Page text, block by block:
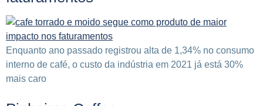
Enquanto ano passado registrou alta de 1,34% no consumo
interno de café, o custo da indústria em 2021 já está 30%
mais caro